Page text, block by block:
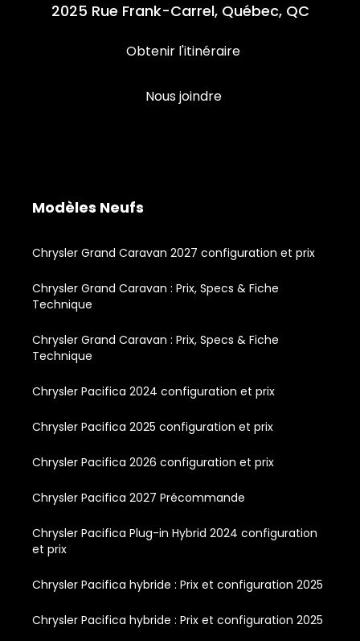
2025 Rue Frank-Carrel, Québec, QC
Obtenir l'itinéraire
Nous joindre
Modèles Neufs
Chrysler Grand Caravan 2027 configuration et prix
Chrysler Grand Caravan : Prix, Specs & Fiche
Technique
Chrysler Grand Caravan : Prix, Specs & Fiche
Technique
Chrysler Pacifica 2024 configuration et prix
Chrysler Pacifica 2025 configuration et prix
Chrysler Pacifica 2026 configuration et prix
Chrysler Pacifica 2027 Précommande
Chrysler Pacifica Plug-in Hybrid 2024 configuration
et prix
Chrysler Pacifica hybride : Prix et configuration 2025
Chrysler Pacifica hybride : Prix et configuration 2025